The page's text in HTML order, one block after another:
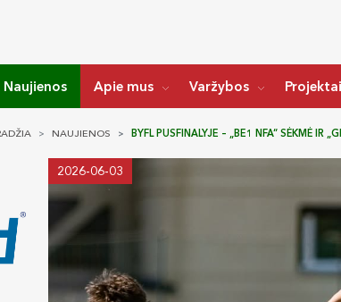
Naujienos Apie mus Varžybos Projektai
NAUJIENOS BYFL PUSFINALYJE – „BE1 NFA“ SĖKMĖ IR
2026-06-03